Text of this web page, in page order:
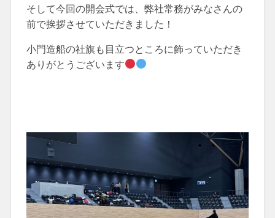
そして今回の開会式では、弊社常務がみなさんの
前で挨拶させていただきました！
小門造船の社旗も目立つところに飾っていただき
ありがとうございます